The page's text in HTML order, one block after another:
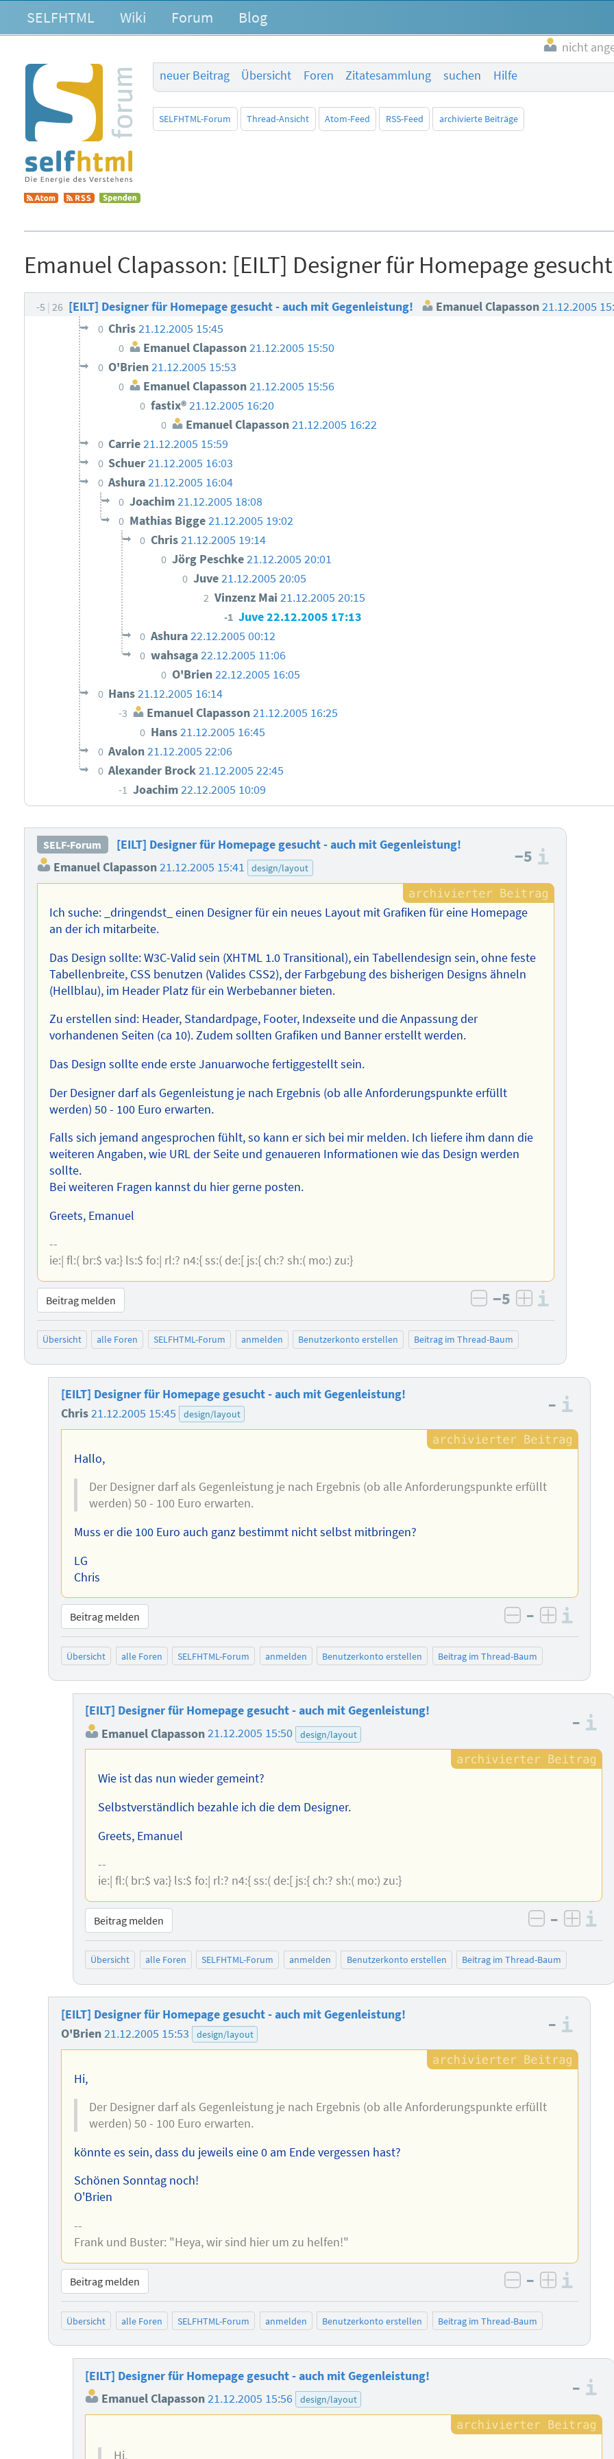
SELFHTML Wiki Forum Blog
nicht
neuer Beitrag
Übersicht Foren Zitatesammlung suchen Hilfe
SELFHTML-Forum Thread-Ansicht Atom-Feed RSS-Feed archivierte Beiträge
Emanuel Clapasson: [EILT] Designer für Homepage
-5 26 [EILT] Designer für Homepage gesucht - auch mit Gegenleistung! Emanuel Clapasson21.12.2005
0 Chris21.12.2005 15:45
0 Emanuel Clapasson21.12.2005 15:50
0 O'Brien21.12.2005 15:53
0 Emanuel Clapasson21.12.2005 15:56
0 fastix®21.12.2005 16:20
0 Emanuel Clapasson21.12.2005 16:22
0 Carrie21.12.2005 15:59
0 Schuer21.12.2005 16:03
0 Ashura21.12.2005 16:04
0 Joachim21.12.2005 18:08
0 Mathias Bigge21.12.2005 19:02
0 Chris21.12.2005 19:14
0 Jörg Peschke21.12.2005 20:01
0 Juve21.12.2005 20:05
2 Vinzenz Mai 21.12.2005 20:15
-1 Juve22.12.2005 17:13
0 Ashura22.12.2005 00:12
0 wahsaga22.12.2005 11:06
0 O'Brien22.12.2005 16:05
0 Hans21.12.2005 16:14
-3 Emanuel Clapasson21.12.2005 16:25
0 Hans21.12.2005 16:45
0 Avalon21.12.2005 22:06
0 Alexander Brock21.12.2005 22:45
-1 Joachim22.12.2005 10:09
SELF-Forum
[EILT] Designer für Homepage gesucht - auch mit Gegenleistung!
Emanuel Clapasson21.12.2005 15:41 design/layout
−5
Ich suche: _dringendst_ einen Designer für ein neues Layout mit Grafiken für eine Homepage
an der ich mitarbeite.
Das Design sollte: W3C-Valid sein (XHTML 1.0 Transitional), ein Tabellendesign sein, ohne feste
Tabellenbreite, CSS benutzen (Valides CSS2), der Farbgebung des bisherigen Designs ähneln
(Hellblau), im Header Platz für ein Werbebanner bieten.
Zu erstellen sind: Header, Standardpage, Footer, Indexseite und die Anpassung der
vorhandenen Seiten (ca 10). Zudem sollten Grafiken und Banner erstellt werden.
Das Design sollte ende erste Januarwoche fertiggestellt sein.
Der Designer darf als Gegenleistung je nach Ergebnis (ob alle Anforderungspunkte erfüllt
werden) 50 - 100 Euro erwarten.
Falls sich jemand angesprochen fühlt, so kann er sich bei mir melden. Ich liefere ihm dann die
weiteren Angaben, wie URL der Seite und genaueren Informationen wie das Design werden
sollte.
Bei weiteren Fragen kannst du hier gerne posten.
Greets, Emanuel
--
ie:| fl:( br:$ va:} ls:$ fo:| rl:? n4:{ ss:( de:[ js:{ ch:? sh:( mo:) zu:}
Beitrag melden negativ bewerten
−5 positiv
Übersicht alle Foren SELFHTML-Forum anmelden Benutzerkonto erstellen Beitrag im Thread-Baum
[EILT] Designer für Homepage gesucht - auch mit Gegenleistung!
Chris21.12.2005 15:45 design/layout –
Hallo,
Der Designer darf als Gegenleistung je nach Ergebnis (ob alle Anforderungspunkte erfüllt
werden) 50 - 100 Euro erwarten.
Muss er die 100 Euro auch ganz bestimmt nicht selbst mitbringen?
LG
Chris
Beitrag melden negativ
– positiv
Übersicht alle Foren SELFHTML-Forum anmelden Benutzerkonto erstellen Beitrag im Thread-Baum
[EILT] Designer für Homepage gesucht - auch mit Gegenleistung!
Emanuel Clapasson21.12.2005 15:50 design/layout
–
Wie ist das nun wieder gemeint?
Selbstverständlich bezahle ich die dem Designer.
Greets, Emanuel
--
ie:| fl:( br:$ va:} ls:$ fo:| rl:? n4:{ ss:( de:[ js:{ ch:? sh:( mo:) zu:}
Beitrag melden negativ
–
Übersicht alle Foren SELFHTML-Forum anmelden Benutzerkonto erstellen Beitrag im Thread-Baum
[EILT] Designer für Homepage gesucht - auch mit Gegenleistung!
O'Brien21.12.2005 15:53 design/layout –
Hi,
Der Designer darf als Gegenleistung je nach Ergebnis (ob alle Anforderungspunkte erfüllt
werden) 50 - 100 Euro erwarten.
könnte es sein, dass du jeweils eine 0 am Ende vergessen hast?
Schönen Sonntag noch!
O'Brien
--
Frank und Buster: "Heya, wir sind hier um zu helfen!"
Beitrag melden negativ
– positiv
Übersicht alle Foren SELFHTML-Forum anmelden Benutzerkonto erstellen Beitrag im Thread-Baum
[EILT] Designer für Homepage gesucht - auch mit Gegenleistung!
Emanuel Clapasson21.12.2005 15:56 design/layout
–
Hi,